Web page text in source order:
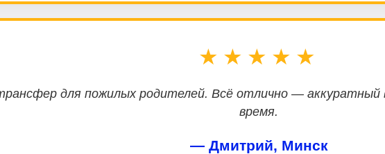
★★★★★
для пожилых родителей. Всё отлично — аккуратный
время.
— Дмитрий, Минск